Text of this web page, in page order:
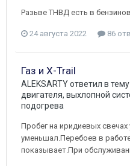
Разьве ТНВД есть в
24 августа 2022 86
Газ и X-Trail
ALEKSARTYответил в
двигателя, выхлопной
подогрева
Пробег на иридиевых
уменьшал.Перебоев в
показывает.При